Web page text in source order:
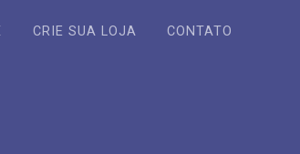
CRIE SUA LOJA CONTATO